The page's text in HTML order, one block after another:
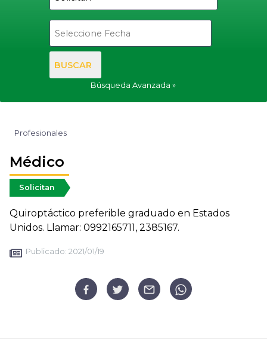
BUSCAR
Búsqueda Avanzada
Profesionales
Médico
Solicitan
Quiroptáctico preferible graduado en Estados
Unidos. Llamar: 0992165711, 2385167.
Publicado: 2021/01/19